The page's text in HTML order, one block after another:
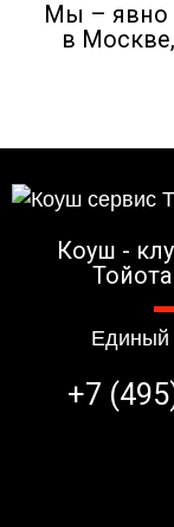
Мы – явно
в
Коуш -
Единый
+7